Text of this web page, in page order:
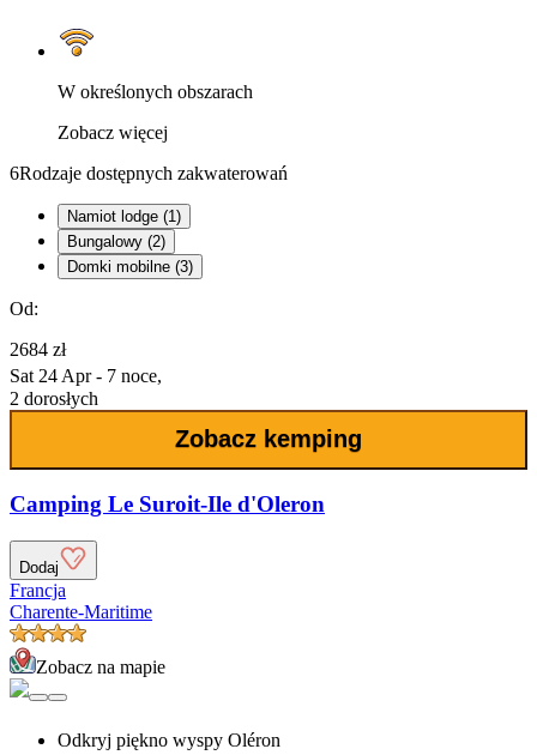
W określonych obszarach
Zobacz więcej
6Rodzaje dostępnych zakwaterowań
Namiot lodge (1)
Bungalowy (2)
Domki mobilne (3)
Od:
2684 zł
Sat 24 Apr - 7 noce,
2 dorosłych
Zobacz kemping
Camping Le Suroit-Ile d'Oleron
Dodaj
Francja
Charente-Maritime
Zobacz na mapie
Odkryj piękno wyspy Oléron